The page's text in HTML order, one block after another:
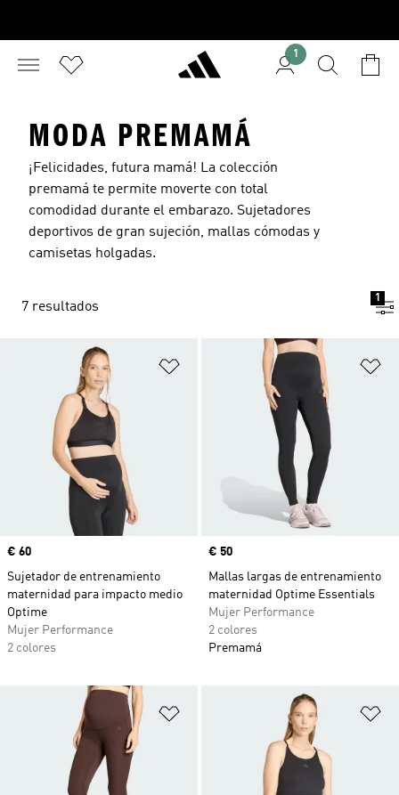
1
MODA PREMAMÁ
¡Felicidades, futura mamá! La colección
premamá te permite moverte con total
comodidad durante el embarazo. Sujetadores
deportivos de gran sujeción, mallas cómodas y
camisetas holgadas.
7 resultados
1
Añadir a la lista de deseos
Precio
€ 60
Sujetador de entrenamiento
maternidad para impacto medio
Optime
Mujer Performance
2 colores
Precio
€ 50
Mallas largas de entrenamiento
maternidad Optime Essentials
Mujer Performance
2 colores
Premamá
Añadir a la lista de deseos